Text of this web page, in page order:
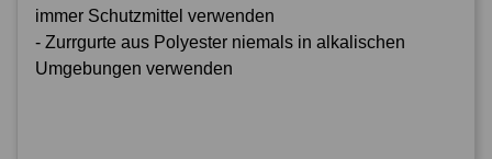
immer Schutzmittel verwenden
- Zurrgurte aus Polyester niemals in alkalischen
Umgebungen verwenden